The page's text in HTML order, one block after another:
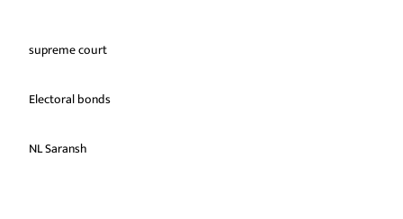
supreme court
Electoral bonds
NL Saransh